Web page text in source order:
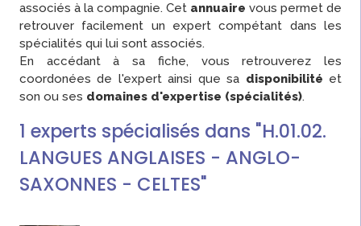
associés à la compagnie. Cet annuaire vous permet de
retrouver facilement un expert compétant dans les
spécialités qui lui sont associés.
En accédant à sa fiche, vous retrouverez les
coordonées de l'expert ainsi que sa disponibilité et
son ou ses domaines d'expertise (spécialités).
1 experts spécialisés dans "H.01.02.
LANGUES ANGLAISES - ANGLO-
SAXONNES - CELTES"